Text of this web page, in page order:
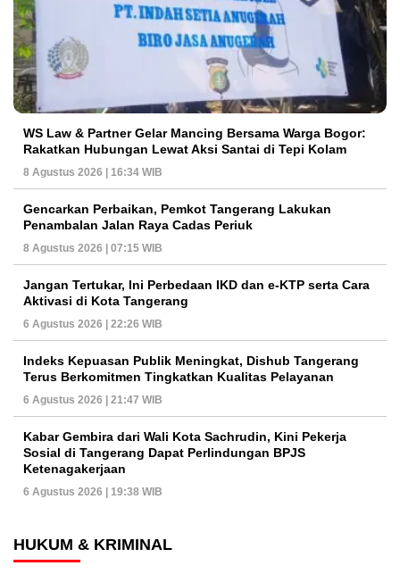
WS Law & Partner Gelar Mancing Bersama Warga Bogor:
Rakatkan Hubungan Lewat Aksi Santai di Tepi Kolam
8 Agustus 2026 | 16:34 WIB
Gencarkan Perbaikan, Pemkot Tangerang Lakukan
Penambalan Jalan Raya Cadas Periuk
8 Agustus 2026 | 07:15 WIB
Jangan Tertukar, Ini Perbedaan IKD dan e-KTP serta Cara
Aktivasi di Kota Tangerang
6 Agustus 2026 | 22:26 WIB
Indeks Kepuasan Publik Meningkat, Dishub Tangerang
Terus Berkomitmen Tingkatkan Kualitas Pelayanan
6 Agustus 2026 | 21:47 WIB
Kabar Gembira dari Wali Kota Sachrudin, Kini Pekerja
Sosial di Tangerang Dapat Perlindungan BPJS
Ketenagakerjaan
6 Agustus 2026 | 19:38 WIB
HUKUM & KRIMINAL